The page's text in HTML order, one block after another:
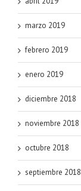
marzo 2019
febrero 2019
enero 2019
diciembre 2018
noviembre 2018
octubre 2018
septiembre 2018